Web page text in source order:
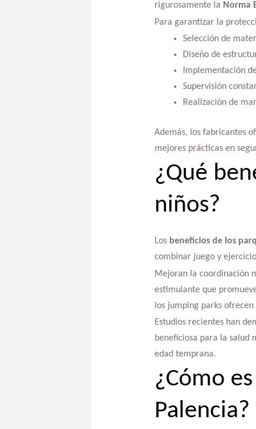
rigurosamente la Norma
Para garantizar la
Selección de
Diseño de
Implementación
Supervisión
Realización de
Además, los fabricantes
mejores prácticas en
¿Qué
niños?
Los beneficios de los
combinar juego y
Mejoran la coordinación
estimulante que
los jumping parks
Estudios recientes han
beneficiosa para la salud
edad temprana.
¿Cómo
Palencia?